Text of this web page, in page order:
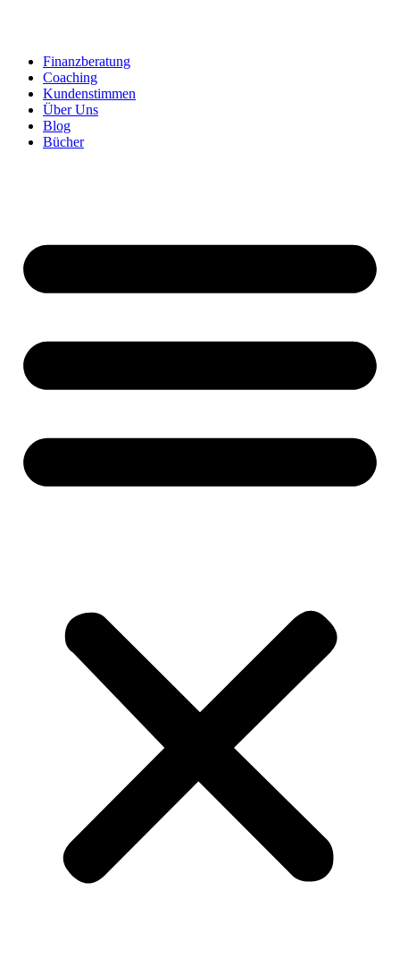
Finanzberatung
Coaching
Kundenstimmen
Über Uns
Blog
Bücher